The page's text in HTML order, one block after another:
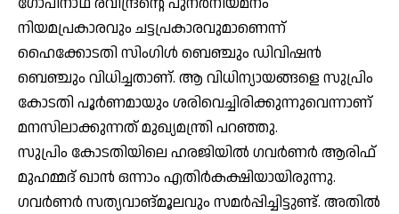
നിയമപ്രകാരവും ചട്ടപ്രകാരവുമാണെന്ന്
ഹൈക്കോടതി സിംഗിള്‍ ബെഞ്ചും ഡിവിഷന്‍
ബെഞ്ചും വിധിച്ചതാണ്. ആ വിധിന്യായങ്ങളെ സുപ്രിം
കോടതി പൂര്‍ണമായും ശരിവെച്ചിരിക്കുന്നുവെന്നാണ്
മനസിലാക്കുന്നത് മുഖ്യമന്ത്രി പറഞ്ഞു.
സുപ്രിം കോടതിയിലെ ഹരജിയില്‍ ഗവര്‍ണര്‍ ആരിഫ്
മുഹമ്മദ് ഖാന്‍ ഒന്നാം എതിര്‍കക്ഷിയായിരുന്നു.
ഗവര്‍ണര്‍ സത്യവാങ്മൂലവും സമര്‍പ്പിച്ചിട്ടുണ്ട്. അതില്‍